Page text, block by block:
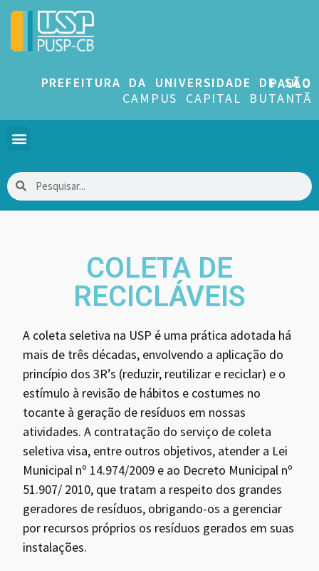
PREFEITURA DA UNIVERSIDADE DE SÃO PAULO
CAMPUS CAPITAL BUTANTÃ
COLETA DE
RECICLÁVEIS
A coleta seletiva na USP é uma prática adotada há
mais de três décadas, envolvendo a aplicação do
princípio dos 3R’s (reduzir, reutilizar e reciclar) e o
estímulo à revisão de hábitos e costumes no
tocante à geração de resíduos em nossas
atividades. A contratação do serviço de coleta
seletiva visa, entre outros objetivos, atender a Lei
Municipal nº 14.974/2009 e ao Decreto Municipal nº
51.907/ 2010, que tratam a respeito dos grandes
geradores de resíduos, obrigando-os a gerenciar
por recursos próprios os resíduos gerados em suas
instalações.